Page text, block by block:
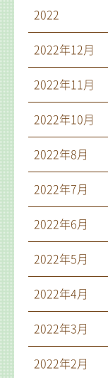
2022
2022年12月
2022年11月
2022年10月
2022年8月
2022年7月
2022年6月
2022年5月
2022年4月
2022年3月
2022年2月